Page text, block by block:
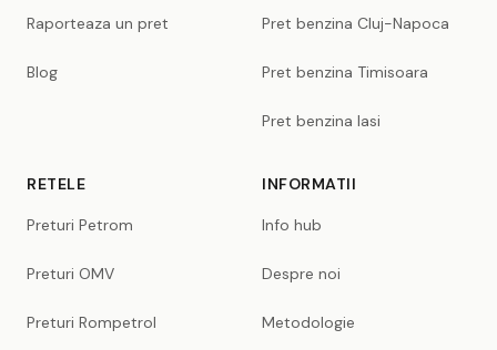
Raporteaza un pret
Blog
Pret benzina Cluj-Napoca
Pret benzina Timisoara
Pret benzina Iasi
RETELE
Preturi Petrom
Preturi OMV
Preturi Rompetrol
INFORMATII
Info hub
Despre noi
Metodologie